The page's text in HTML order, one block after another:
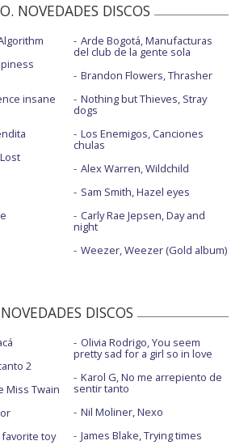
NOVEDADES DISCOS
insane
Arde Bogotá, Manufacturas
del club de la gente sola
Brandon Flowers, Thrasher
Nothing but Thieves, Stray
dogs
Los Enemigos, Canciones
chulas
Alex Warren, Wildchild
Sam Smith, Hazel eyes
Carly Rae Jepsen, Day and
night
Weezer, Weezer (Gold album)
NOVEDADES DISCOS
2
Miss Twain
favorite toy
Olivia Rodrigo, You seem
pretty sad for a girl so in love
Karol G, No me arrepiento de
sentir tanto
Nil Moliner, Nexo
James Blake, Trying times